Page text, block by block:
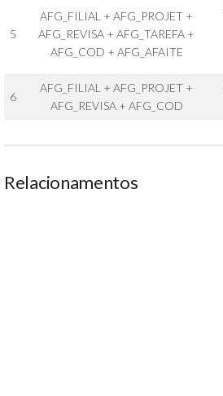
5
AFG_FILIAL + AFG_PROJET +
AFG_REVISA + AFG_TAREFA +
AFG_COD + AFG_AFAITE
6
AFG_FILIAL + AFG_PROJET +
AFG_REVISA + AFG_COD
Relacionamentos